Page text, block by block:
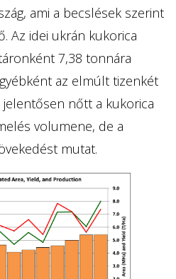
ami a becslések szerint
Az idei ukrán kukorica
7,38 tonnára
az elmúlt tizenkét
nőtt a kukorica
volumene, de a
mutat.